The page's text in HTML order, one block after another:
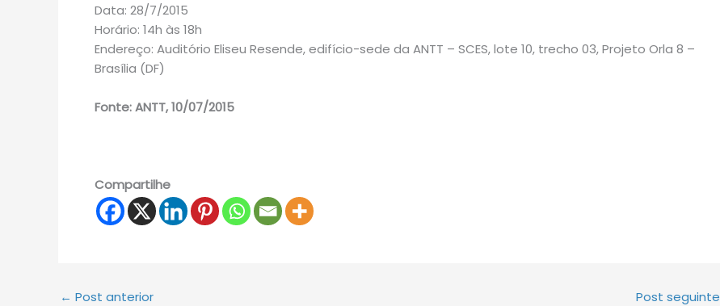
Data: 28/7/2015
Horário: 14h às 18h
Endereço: Auditório Eliseu Resende, edifício-sede da ANTT – SCES, lote 10, trecho 03, Projeto Orla 8 –
Brasília (DF)
Fonte: ANTT, 10/07/2015
Compartilhe
← Post anterior Post seguinte